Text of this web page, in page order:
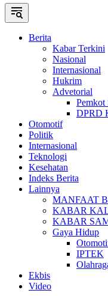
Berita
Kabar Terkini
Nasional
Internasional
Hukrim
Advetorial
Pemkot
DPRD
Otomotif
Politik
Internasional
Teknologi
Kesehatan
Indeks Berita
Lainnya
MANFAAT
KABAR
KABAR
Gaya Hidup
IPTEK
Ekbis
Video